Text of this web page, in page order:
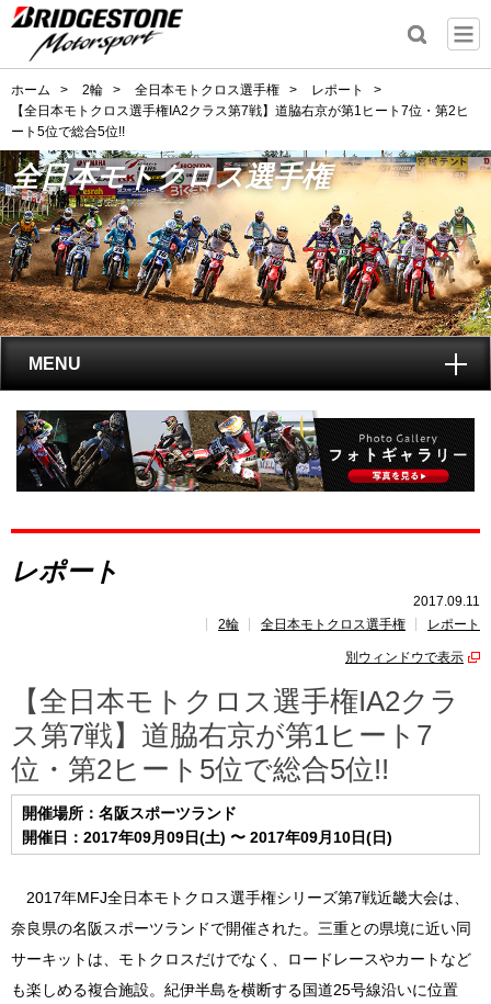
ホーム > 2輪 > 全日本モトクロス選手権 > レポート
>
【全日本モトクロス選手権IA2クラス第7戦】道脇右京が第1ヒート7位・第2ヒ
ート5位で総合5位!!
全日本モトクロス選手権
MENU
トップ
全日本モトクロス選手権とは?
レポート
速報
ポイントランキング
レポート
2017.09.11
2輪
全日本モトクロス選手権 レポート
別ウィンドウで表示
【全日本モトクロス選手権IA2クラ
ス第7戦】道脇右京が第1ヒート7
位・第2ヒート5位で総合5位!!
開催場所：名阪スポーツランド
開催日：2017年09月09日(土) 〜 2017年09月10日(日)
2017年MFJ全日本モトクロス選手権シリーズ第7戦近畿大会は、
奈良県の名阪スポーツランドで開催された。三重との県境に近い同
サーキットは、モトクロスだけでなく、ロードレースやカートなど
も楽しめる複合施設。紀伊半島を横断する国道25号線沿いに位置